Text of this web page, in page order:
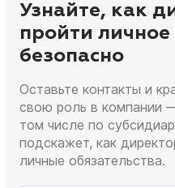
Узнайте, как
пройти личное
безопасно
Оставьте контакты и
свою роль в компании
том числе по
подскажет, как
личные обязательства.